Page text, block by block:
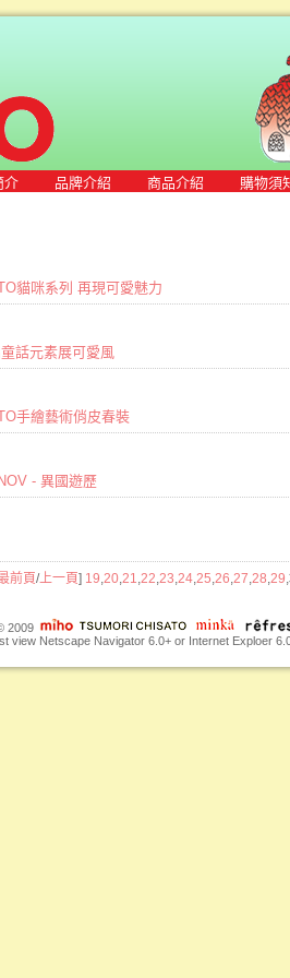
介 品牌介紹 商品介紹 購物須
貓咪系列 再現可愛魅力
話元素展可愛風
手繪藝術俏皮春裝
- 異國遊歷
前頁/上一頁] 19 20 21 22 23 24 25 26 27 28 29
2009
view Netscape Navigator 6.0+ or Internet Exploer